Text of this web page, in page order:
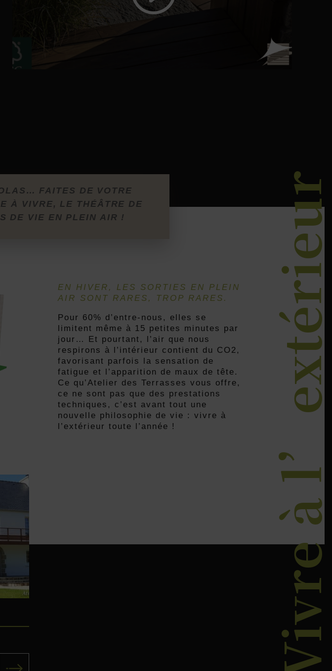
Vivre à
FAITES DE VOTRE
À VIVRE, LE THÉÂTRE DE
DE VIE EN PLEIN AIR !
EN HIVER, LES SORTIES EN PLEIN
AIR SONT RARES, TROP RARES.
Pour 60% d’entre-nous, elles se
limitent même à 15 petites minutes par
jour… Et pourtant, l’air que nous
respirons à l’intérieur contient du CO2,
favorisant parfois la sensation de
fatigue et l’apparition de maux de tête.
Ce qu’Atelier des Terrasses vous offre,
ce ne sont pas que des prestations
techniques, c’est avant tout une
nouvelle philosophie de vie : vivre à
l’extérieur toute l’année !